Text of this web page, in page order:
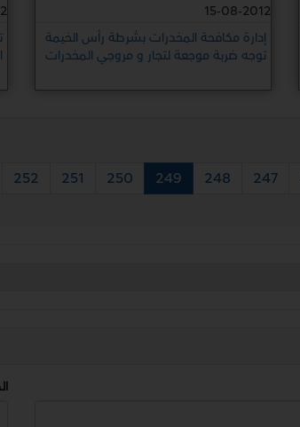
15-08-2012
إدارة مكافحة المخدرات بشرطة رأس الخيمة
توجه ضربة موجعة لتجار و مروجي المخدرات
247
248
249
250
251
252